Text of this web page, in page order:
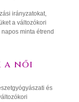
irányzatokat,
a változókori
minta étrend
női
és